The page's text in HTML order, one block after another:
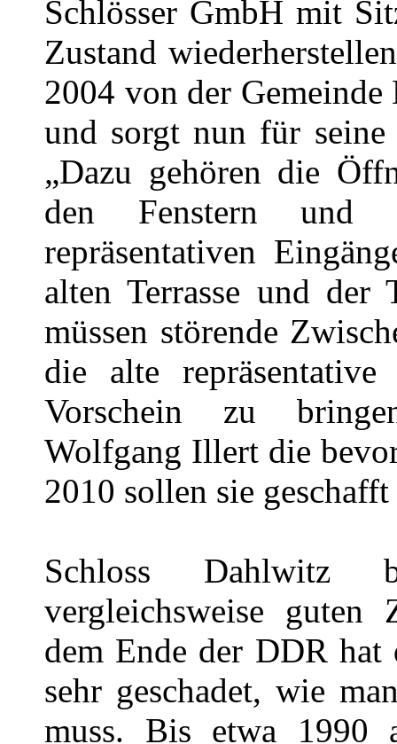
Schlösser GmbH mit
Zustand
2004 von der
und sorgt nun für seine
„Dazu gehören die
den Fenstern und
repräsentativen
alten Terrasse und der
müssen störende
die alte
Vorschein zu
Wolfgang Illert die
2010 sollen sie geschafft
Schloss
vergleichsweise guten
dem Ende der DDR
sehr geschadet, wie
muss. Bis etwa 1990